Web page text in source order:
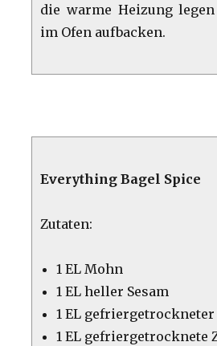
die warme Heizung
im Ofen aufbacken.
Everything Bagel Spice
Zutaten:
1 EL Mohn
1 EL heller Sesam
1 EL
1 EL gefriergetrocknete